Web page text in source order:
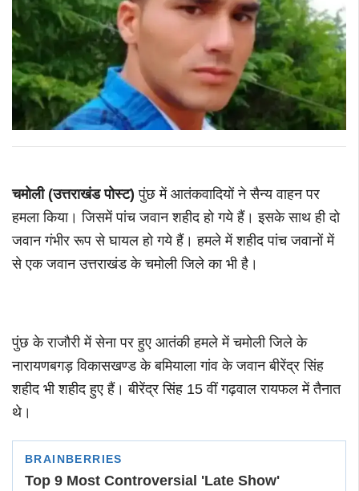
चमोली (उत्तराखंड पोस्ट) पुंछ में आतंकवादियों ने सैन्य वाहन पर
हमला किया। जिसमें पांच जवान शहीद हो गये हैं। इसके साथ ही दो
जवान गंभीर रूप से घायल हो गये हैं। हमले में शहीद पांच जवानों में
से एक जवान उत्तराखंड के चमोली जिले का भी है।
पुंछ के राजौरी में सेना पर हुए आतंकी हमले में चमोली जिले के
नारायणबगड़ विकासखण्ड के बमियाला गांव के जवान बीरेंद्र सिंह
शहीद भी शहीद हुए हैं। बीरेंद्र सिंह 15 वीं गढ़वाल रायफल में तैनात
थे।